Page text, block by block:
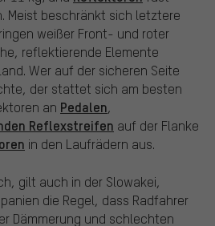
Meist beschränkt sich letztere
weißer Front- und roter
reflektierende Elemente
Wer auf der sicheren Seite
der stattet sich am besten
an Pedalen,
Reflexstreifen auf der Flanke
in den Laufrädern aus.
gilt auch in der Slowakei,
die Regel, dass Radfahrer
Dämmerung und schlechten